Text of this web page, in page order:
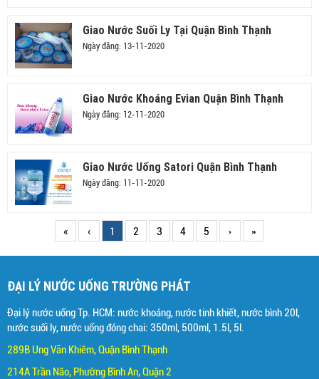
Giao Nước Suối Ly Tại Quận Bình Thạnh
Ngày đăng: 13-11-2020
Giao Nước Khoáng Evian Quận Bình Thạnh
Ngày đăng: 12-11-2020
Giao Nước Uống Satori Quận Bình Thạnh
Ngày đăng: 11-11-2020
« ‹ 1 2 3 4 5 › »
ĐẠI LÝ NƯỚC UỐNG TRƯỜNG PHÁT
Đại lý nước uống Tp. HCM: nước khoáng, nước tinh khiết, nước bình 20l,
nước suối ly, nước uống đóng chai: 350ml, 500ml, 1.5l, 5l.
289B Ung Văn Khiêm, Quận Bình Thạnh
214A Trần Não, Phường Bình An, Quận 2